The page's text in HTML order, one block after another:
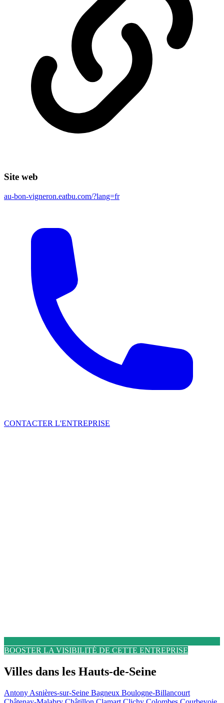
Site web
au-bon-vigneron.eatbu.com/?lang=fr
CONTACTER L'ENTREPRISE
BOOSTER LA VISIBILITÉ DE CETTE ENTREPRISE
Villes dans les Hauts-de-Seine
Antony Asnières-sur-Seine Bagneux Boulogne-Billancourt